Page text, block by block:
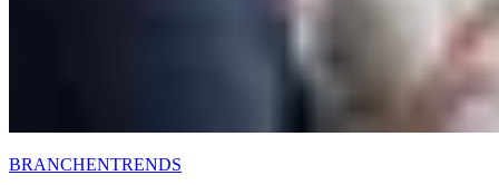
BRANCHENTRENDS